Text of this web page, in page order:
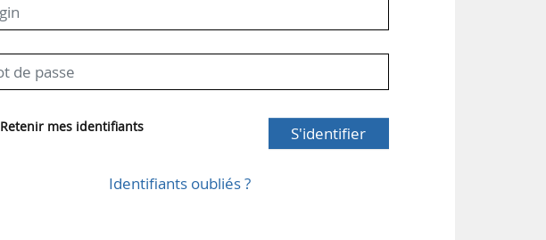
Retenir mes identifiants S'identifier
Identifiants oubliés ?